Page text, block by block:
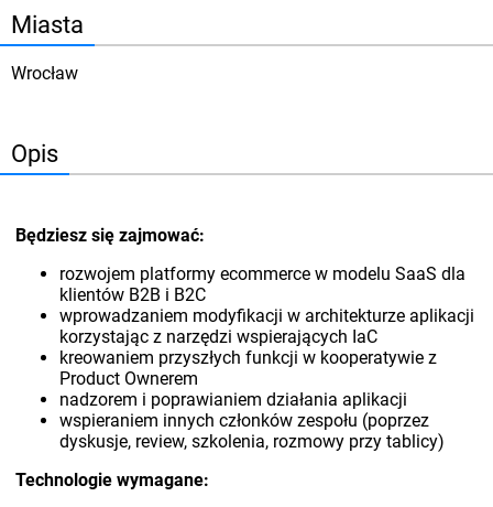
Miasta
Wrocław
Opis
Będziesz się zajmować:
rozwojem platformy ecommerce w modelu SaaS dla
klientów B2B i B2C
wprowadzaniem modyfikacji w architekturze aplikacji
korzystając z narzędzi wspierających IaC
kreowaniem przyszłych funkcji w kooperatywie z
Product Ownerem
nadzorem i poprawianiem działania aplikacji
wspieraniem innych członków zespołu (poprzez
dyskusje, review, szkolenia, rozmowy przy tablicy)
Technologie wymagane: